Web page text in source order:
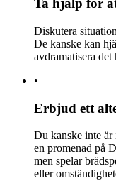
Ta hjälp för
Diskutera
De kanske kan
avdramatisera det
•
Erbjud ett
Du kanske inte är
en promenad på
men spelar
eller